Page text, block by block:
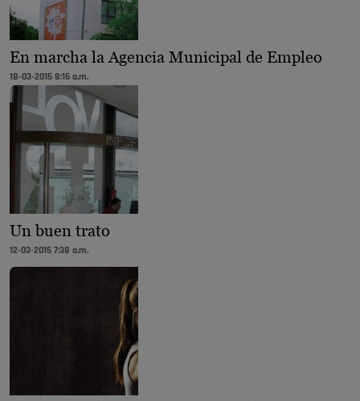
En marcha la Agencia Municipal de Empleo
18-03-2015 8:16 a.m.
Un buen trato
12-03-2015 7:38 a.m.